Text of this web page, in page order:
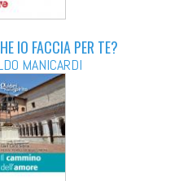
IO FACCIA PER TE?
MANICARDI